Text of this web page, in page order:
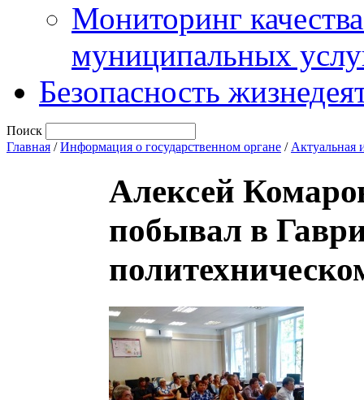
Мониторинг
муниципальных
Безопасность
Поиск
Главная /Информация о государственном органе / Актуальная
Алексей
побывал в